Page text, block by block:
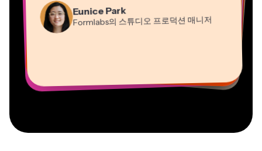
Eunice Park
Formlabs의 스튜디오 프로덕션 매니저
Panos Papagapiou
Gracie Peng
영상 편집기
컨설턴트
Dina Segovia